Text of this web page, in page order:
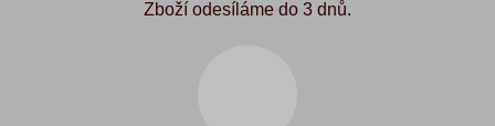
Zboží odesíláme do 3 dnů.